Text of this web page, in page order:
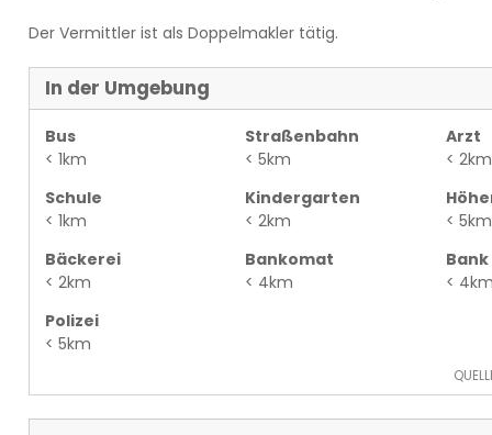
Der Vermittler ist als Doppelmakler tätig.
In der Umgebung
Bus
< 1km
Straßenbahn
< 5km
Arzt
< 2km
Schule
< 1km
Kindergarten
< 2km
< 5km
Bäckerei
< 2km
Bankomat
< 4km
Bank
<
Polizei
< 5km